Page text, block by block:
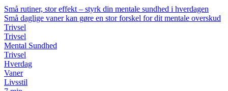
Små rutiner, stor effekt – styrk din mentale sundhed i hverdagen
Små daglige vaner kan gøre en stor forskel for dit mentale overskud
Trivsel
Trivsel
Mental Sundhed
Trivsel
Hverdag
Vaner
Livsstil